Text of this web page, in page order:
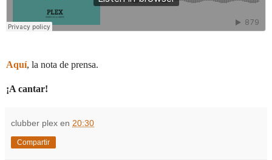
Aquí, la nota de prensa.
¡A cantar!
clubber plex en 20:30
Compartir